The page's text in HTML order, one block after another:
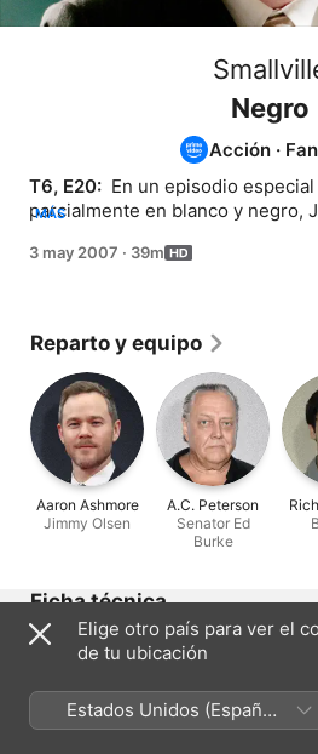
Negro
Acción ·
T6, E20: En un episodio
parcialmente en blanco y negro,
década de 1940. Mientras tanto,
MÁS
3 may 2007 · 39m
Reparto y equipo
Aaron Ashmore
Jimmy Olsen
A.C. Peterson
Senator Ed
Burke
Ficha técnica
Lanzamiento
Duración
39 min
Elige otro país para ver el
de tu ubicación
Estados Unidos (Español
México)